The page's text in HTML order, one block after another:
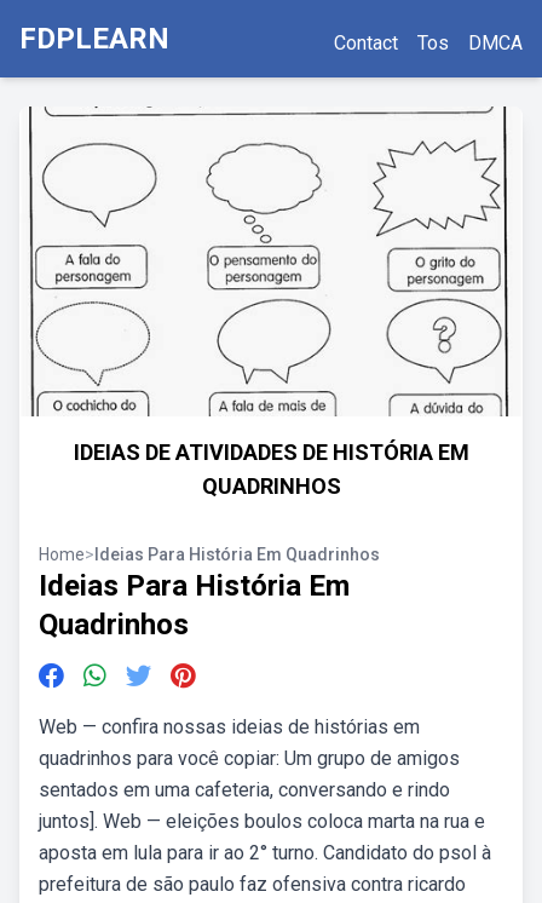
FDPLEARN Contact Tos DMCA
IDEIAS DE ATIVIDADES DE HISTÓRIA EM
QUADRINHOS
Home> Ideias Para História Em Quadrinhos
Ideias Para História Em
Quadrinhos
Web — confira nossas ideias de histórias em
quadrinhos para você copiar: Um grupo de amigos
sentados em uma cafeteria, conversando e rindo
juntos]. Web — eleições boulos coloca marta na rua e
aposta em lula para ir ao 2° turno. Candidato do psol à
prefeitura de são paulo faz ofensiva contra ricardo